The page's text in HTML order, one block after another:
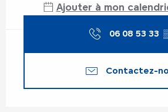
Ajouter à mon
06 08 53 33
Contactez-